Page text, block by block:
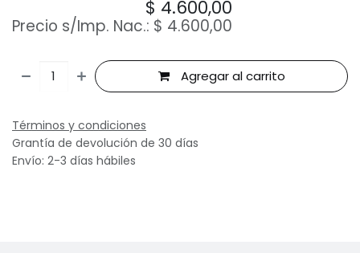
$ 4.600,00
Precio s/Imp. Nac.: $ 4.600,00
Agregar al carrito
Términos y condiciones
Grantía de devolución de 30 días
Envío: 2-3 días hábiles